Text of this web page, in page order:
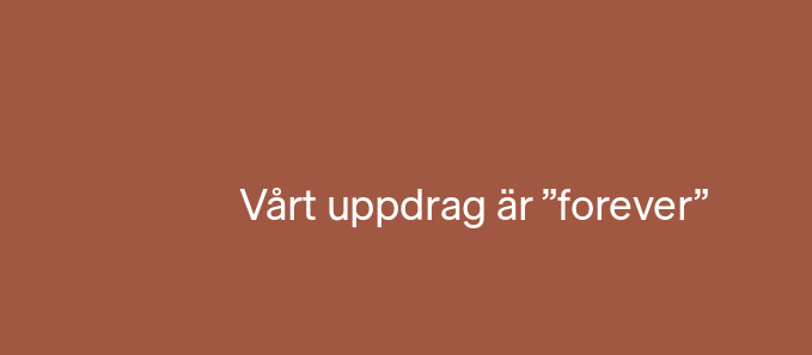
Vårt uppdrag är ”forever”